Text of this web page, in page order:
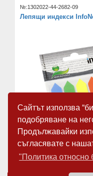
Сайтът използва
подобряване на
Продължавайки
съгласявате с
"Политика относно
№:1302022-44-2682-09
Лепящи индекси